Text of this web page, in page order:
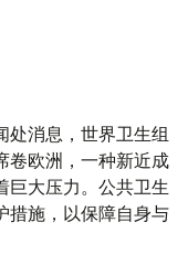
处消息，世界卫生组
卷欧洲，一种新近成
巨大压力。公共卫生
措施，以保障自身与